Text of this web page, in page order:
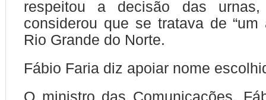
respeitou a decisão das
considerou que se tratava de “um
Rio Grande do Norte.
Fábio Faria diz apoiar nome
O ministro das Comunicações,